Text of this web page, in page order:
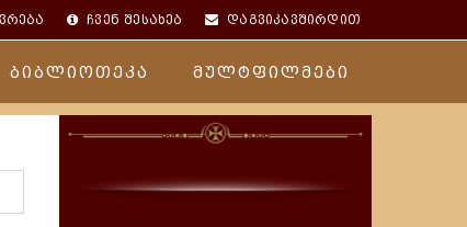
ჩვენ შესახებ დაგვიკავშირდით
ბიბლიოთეკა მულტფილმები